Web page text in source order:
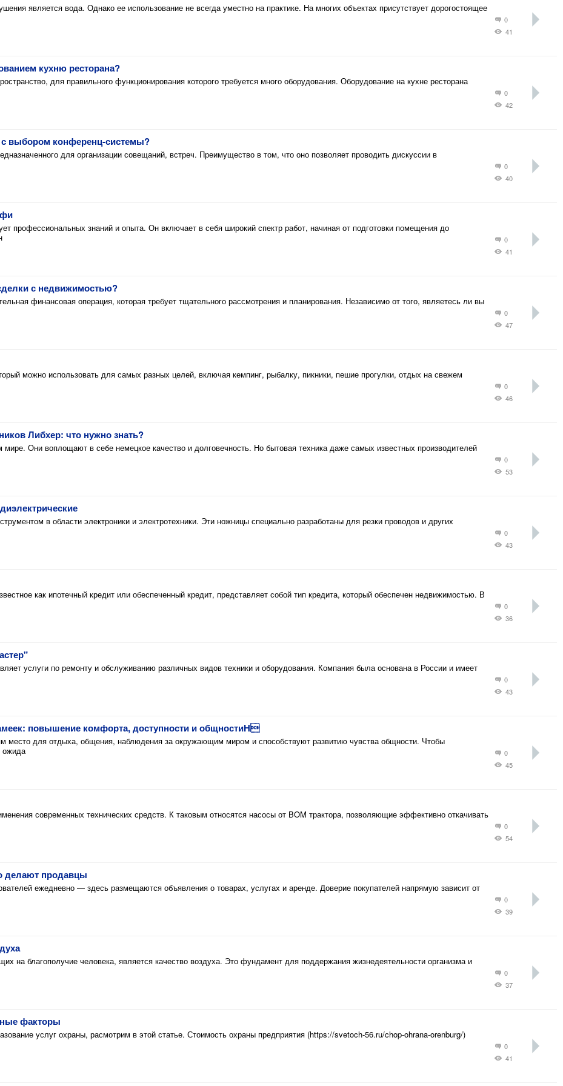
является вода. Однако ее использование не всегда уместно на практике. На многих объектах присутствует дорогостоящее
0
41
кухню ресторана?
для правильного функционирования которого требуется много оборудования. Оборудование на кухне ресторана
0
42
выбором конференц-системы?
для организации совещаний, встреч. Преимущество в том, что оно позволяет проводить дискуссии в
0
40
профессиональных знаний и опыта. Он включает в себя широкий спектр работ, начиная от подготовки помещения до
0
41
с недвижимостью?
финансовая операция, которая требует тщательного рассмотрения и планирования. Независимо от того, являетесь ли вы
0
47
можно использовать для самых разных целей, включая кемпинг, рыбалку, пикники, пешие прогулки, отдых на свежем
0
46
Либхер: что нужно знать?
Они воплощают в себе немецкое качество и долговечность. Но бытовая техника даже самых известных производителей
0
53
в области электроники и электротехники. Эти ножницы специально разработаны для резки проводов и других
0
43
как ипотечный кредит или обеспеченный кредит, представляет собой тип кредита, который обеспечен недвижимостью. В
0
36
услуги по ремонту и обслуживанию различных видов техники и оборудования. Компания была основана в России и имеет
0
43
повышение комфорта, доступности и общностиH
место для отдыха, общения, наблюдения за окружающим миром и способствуют развитию чувства общности. Чтобы
ожида
0
45
современных технических средств. К таковым относятся насосы от BOM трактора, позволяющие эффективно откачивать
0
54
делают продавцы
ежедневно — здесь размещаются объявления о товарах, услугах и аренде. Доверие покупателей напрямую зависит от
0
39
на благополучие человека, является качество воздуха. Это фундамент для поддержания жизнедеятельности организма и
0
37
факторы
услуг охраны, расмотрим в этой статье. Стоимость охраны предприятия (https://svetoch-56.ru/chop-ohrana-orenburg/)
0
41